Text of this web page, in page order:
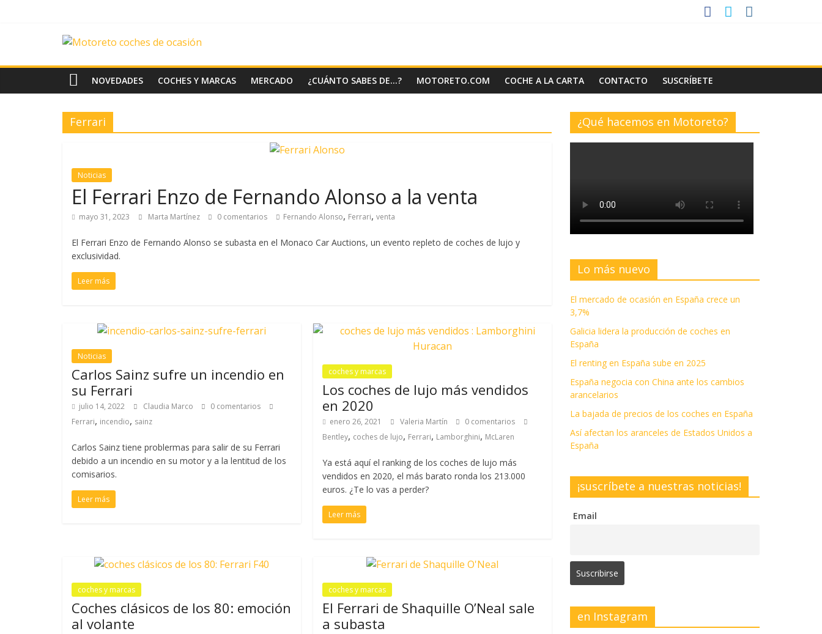
News
Motoreto
Noticias
de
ocasión
NOVEDADES COCHES Y MARCAS MERCADO ¿CUÁNTO SABES DE…? MOTORETO.COM COCHE A LA CARTA CONTACTO SUSCRÍBETE
Ferrari
Noticias
El Ferrari Enzo de Fernando Alonso a la venta
mayo 31, 2023 Marta Martínez 0 comentarios Fernando Alonso, Ferrari, venta
El Ferrari Enzo de Fernando Alonso se subasta en el Monaco Car Auctions, un evento repleto de coches de lujo y
exclusividad.
Leer más
Noticias
Carlos Sainz sufre un incendio en
su Ferrari
julio 14, 2022 Claudia Marco
0 comentarios
Ferrari, incendio, sainz
Carlos Sainz tiene problermas para salir de su Ferrari
debido a un incendio en su motor y a la lentitud de los
comisarios.
Leer más
coches y marcas
Los coches de lujo más vendidos
en 2020
enero 26, 2021 Valeria Martín
0 comentarios
Bentley, coches de lujo, Ferrari, Lamborghini, McLaren
Ya está aquí el ranking de los coches de lujo más
vendidos en 2020, el más barato ronda los 213.000
euros. ¿Te lo vas a perder?
Leer más
coches y marcas
Coches clásicos de los 80: emoción
al volante
coches y marcas
El Ferrari de Shaquille O’Neal sale
a subasta
¿Qué hacemos en Motoreto?
Lo más nuevo
El mercado de ocasión en España crece un
3,7%
Galicia lidera la producción de coches en
España
El renting en España sube en 2025
España negocia con China ante los cambios
arancelarios
La bajada de precios de los coches en España
Así afectan los aranceles de Estados Unidos a
España
¡suscríbete a nuestras noticias!
Email
en Instagram